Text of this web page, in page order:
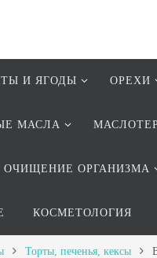
И ЯГОДЫ ОРЕХИ
МАСЛА
ОЧИЩЕНИЕ ОРГАНИЗМА
КОСМЕТОЛОГИЯ
Торты, печенья, кексы